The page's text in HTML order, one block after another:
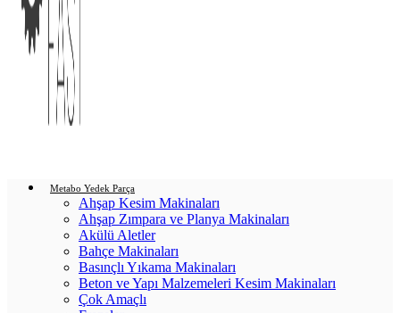
Metabo Yedek Parça
Ahşap Kesim Makinaları
Ahşap Zımpara ve Planya Makinaları
Akülü Aletler
Bahçe Makinaları
Basınçlı Yıkama Makinaları
Beton ve Yapı Malzemeleri Kesim Makinaları
Çok Amaçlı